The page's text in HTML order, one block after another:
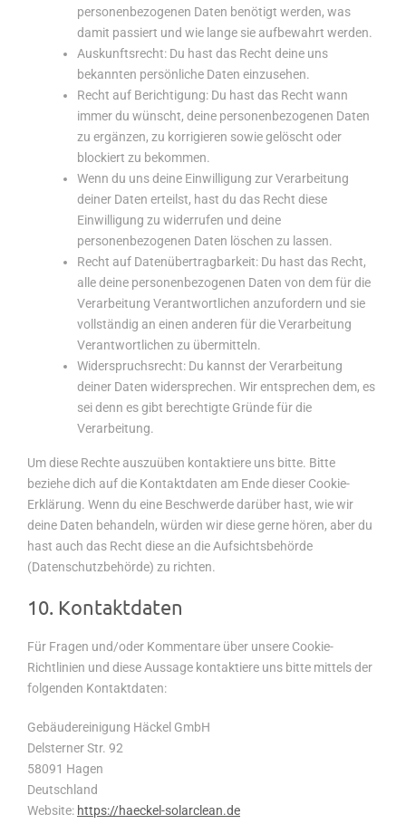
personenbezogenen Daten benötigt werden, was
damit passiert und wie lange sie aufbewahrt werden.
Auskunftsrecht: Du hast das Recht deine uns
bekannten persönliche Daten einzusehen.
Recht auf Berichtigung: Du hast das Recht wann
immer du wünscht, deine personenbezogenen Daten
zu ergänzen, zu korrigieren sowie gelöscht oder
blockiert zu bekommen.
Wenn du uns deine Einwilligung zur Verarbeitung
deiner Daten erteilst, hast du das Recht diese
Einwilligung zu widerrufen und deine
personenbezogenen Daten löschen zu lassen.
Recht auf Datenübertragbarkeit: Du hast das Recht,
alle deine personenbezogenen Daten von dem für die
Verarbeitung Verantwortlichen anzufordern und sie
vollständig an einen anderen für die Verarbeitung
Verantwortlichen zu übermitteln.
Widerspruchsrecht: Du kannst der Verarbeitung
deiner Daten widersprechen. Wir entsprechen dem, es
sei denn es gibt berechtigte Gründe für die
Verarbeitung.
Um diese Rechte auszuüben kontaktiere uns bitte. Bitte
beziehe dich auf die Kontaktdaten am Ende dieser Cookie-
Erklärung. Wenn du eine Beschwerde darüber hast, wie wir
deine Daten behandeln, würden wir diese gerne hören, aber du
hast auch das Recht diese an die Aufsichtsbehörde
(Datenschutzbehörde) zu richten.
10. Kontaktdaten
Für Fragen und/oder Kommentare über unsere Cookie-
Richtlinien und diese Aussage kontaktiere uns bitte mittels der
folgenden Kontaktdaten:
Gebäudereinigung Häckel GmbH
Delsterner Str. 92
58091 Hagen
Deutschland
Website: https://haeckel-solarclean.de